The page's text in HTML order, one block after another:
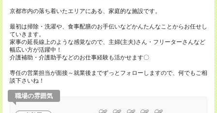
京都市内の落ち着いたエリアにある、家庭的な施設です。
最初は掃除・洗濯や、食事配膳のお手伝いなどかんたんなことからお任せし
ていきます。
家事の延長線上のような感覚なので、主婦(主夫)さん・フリーターさんなど
幅広い方が活躍中！
介護補助・介護助手などのお仕事経験も活かせます〇
専任の営業担当が面接～就業後までずっとフォローしますので、何でもご相
談下さいね！
職場の雰囲気